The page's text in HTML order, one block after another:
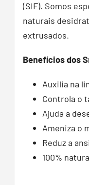
(SIF). Somos
naturais
extrusados.
Benefícios dos
Auxilia na
Controla o
Ajuda a
Ameniza o
Reduz a
100%